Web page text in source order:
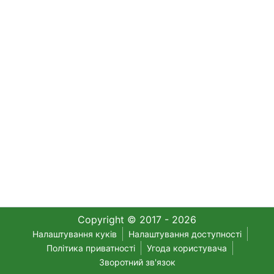
Copyright © 2017 - 2026
Налаштування куків
Налаштування доступності
Політика приватності
Угода користувача
Зворотний зв'язок